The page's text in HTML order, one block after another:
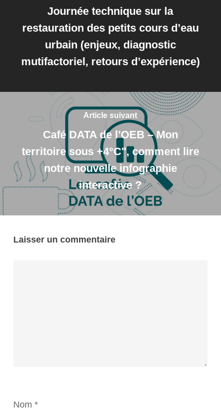
Journée technique sur la
restauration des petits cours d’eau
urbain (enjeux, diagnostic
mutifactoriel, retours d’expérience)
Article suivant
Café DATA de l’OEB – Mon
territoire sous +4°C", comment lire
notre nouvelle infographie
interactive ?
Laisser un commentaire
Nom *